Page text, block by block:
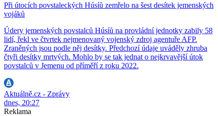
Při útocích povstaleckých Húsíů zemřelo na šest desítek jemenských
vojáků
Údery jemenských povstalců Húsíů na provládní jednotky zabily 58
lidí, řekl ve čtvrtek nejmenovaný vojenský zdroj agentuře AFP.
Zraněných jsou podle něj desítky. Předchozí údaje uváděly zhruba
čtyři desítky mrtvých. Mohlo by se tak jednat o nejkrvavější útok
povstalců v Jemenu od příměří z roku 2022.
Aktuálně.cz - Zprávy
dnes, 20:27
Reklama